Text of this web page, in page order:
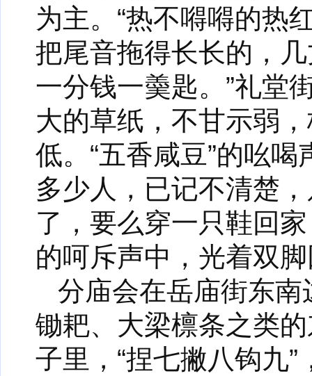
为主。“热不嘚嘚的
把尾音拖得长长的，
一分钱一羮匙。”礼堂
大的草纸，不甘示弱
低。“五香咸豆”的吆
多少人，已记不清楚
了，要么穿一只鞋回
的呵斥声中，光着双
分庙会在岳庙街东
锄耙、大梁檩条之类
子里，“捏七撇八钩九